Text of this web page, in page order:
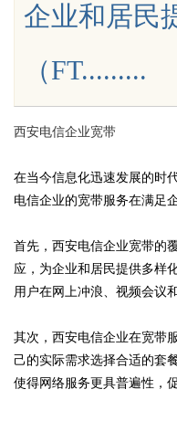
企业和居民
（FT.........
西安电信企业宽带
在当今信息化迅速发展的时
电信企业的宽带服务在满足
首先，西安电信企业宽带的
应，为企业和居民提供多样
用户在网上冲浪、视频会议
其次，西安电信企业在宽带
己的实际需求选择合适的套
使得网络服务更具普遍性，